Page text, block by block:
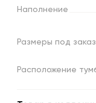
Наполнение
Размеры под заказ
Расположение